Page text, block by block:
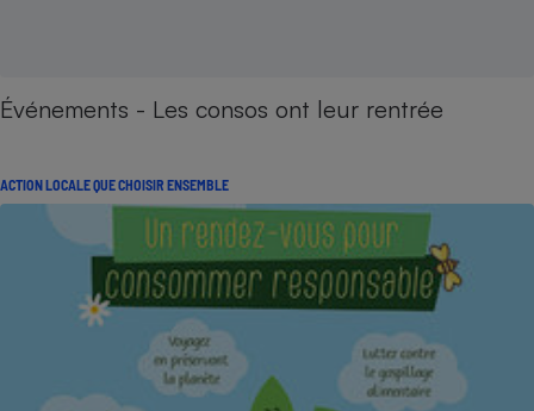
Événements - Les consos ont leur rentrée
ACTION LOCALE QUE CHOISIR ENSEMBLE